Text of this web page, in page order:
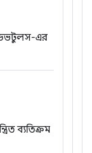
এর
ব্যতিক্রম